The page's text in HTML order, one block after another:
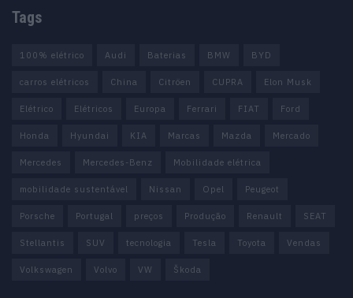
Tags
100% elétrico Audi Baterias BMW BYD
carros elétricos China Citröen CUPRA Elon Musk
Elétrico Elétricos Europa Ferrari FIAT Ford
Honda Hyundai KIA Marcas Mazda Mercado
Mercedes Mercedes-Benz Mobilidade elétrica
mobilidade sustentável Nissan Opel Peugeot
Porsche Portugal preços Produção Renault SEAT
Stellantis SUV tecnologia Tesla Toyota Vendas
Volkswagen Volvo VW Škoda